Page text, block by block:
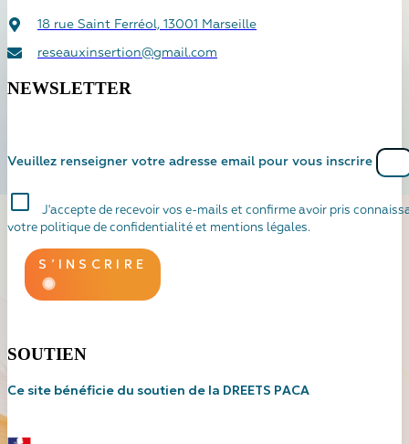
18 rue Saint Ferréol, 13001 Marseille
reseauxinsertion@gmail.com
NEWSLETTER
Veuillez renseigner votre adresse email pour vous inscrire
J'accepte de recevoir vos e-mails et confirme avoir pris
votre politique de confidentialité et mentions légales.
S’INSCRIRE
SOUTIEN
Ce site bénéficie du soutien de la DREETS PACA